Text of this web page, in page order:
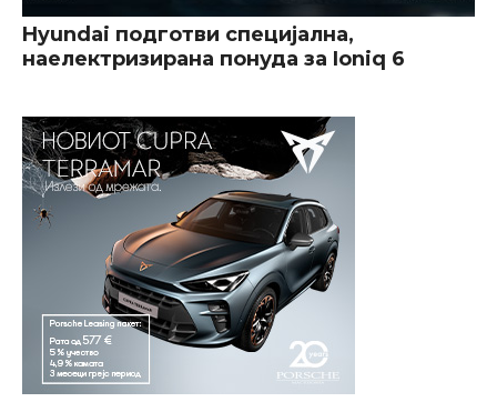
Hyundai подготви специјална,
наелектризирана понуда за Ioniq 6